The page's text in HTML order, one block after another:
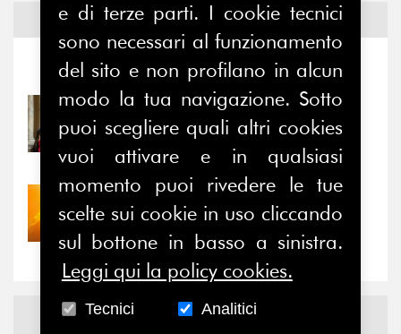
Notizie ed Eventi
Notizie-Eventi
Prima della pausa estiva,
il valore di...
Nove anni dopo la
“grande cecità”: la...
NewsFacebook
e di terze parti. I cookie tecnici
sono necessari al funzionamento
del sito e non profilano in alcun
modo la tua navigazione. Sotto
puoi scegliere quali altri cookies
vuoi attivare e in qualsiasi
momento puoi rivedere le tue
scelte sui cookie in uso cliccando
sul bottone in basso a sinistra.
Leggi qui la policy cookies.
Tecnici Analitici